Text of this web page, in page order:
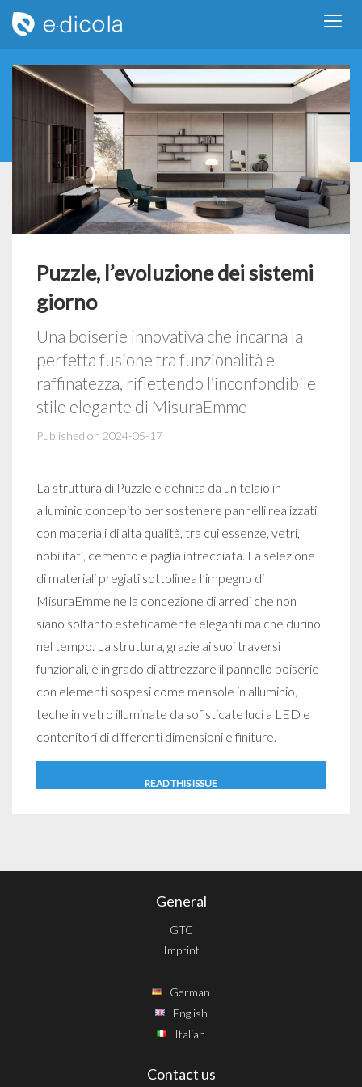
Puzzle, l’evoluzione dei sistemi
giorno
Una boiserie innovativa che incarna la
perfetta fusione tra funzionalità e
raffinatezza, riflettendo l’inconfondibile
stile elegante di MisuraEmme
Published on 2024-05-17
La struttura di Puzzle è definita da un telaio in
alluminio concepito per sostenere pannelli realizzati
con materiali di alta qualità, tra cui essenze, vetri,
nobilitati, cemento e paglia intrecciata. La selezione
di materiali pregiati sottolinea l’impegno di
MisuraEmme nella concezione di arredi che non
siano soltanto esteticamente eleganti ma che durino
nel tempo. La struttura, grazie ai suoi traversi
funzionali, è in grado di attrezzare il pannello boiserie
con elementi sospesi come mensole in alluminio,
teche in vetro illuminate da sofisticate luci a LED e
contenitori di differenti dimensioni e finiture.
READ THIS ISSUE
General
GTC
Imprint
German
English
Italian
Contact us